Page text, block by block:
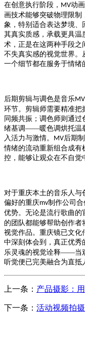
在创意执行阶段， MV动
画技术能够突破物理限制
象，特别适合表达梦境、
其真实质感，承载更具温
术，正是在这两种手段之
不失真实感的视觉世界。
一个细节都在服务于情绪
后期剪辑与调色是音乐MV
环节。剪辑师需要精准把
同频共振；调色师则通
绪基调——暖色调烘托温
入活力与激情。 MV后期
情绪的流动重新组合成有
控，能够让观众在不自觉
对于重庆本土的音乐人
偏好的重庆mv制作公司
优势。无论是流行歌曲的
的团队都能够帮助创作
视觉作品。重庆镜已文化
中深刻体会到，真正优秀
乐灵魂的视觉诠释——当
听觉便已完美融合为直抵
上一条： 产品摄影：
下一条： 活动视频拍